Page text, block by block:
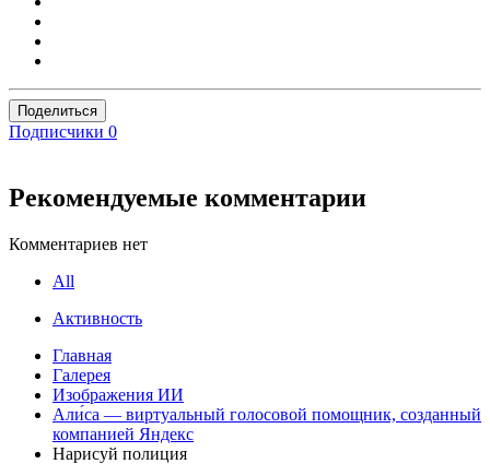
Поделиться
Подписчики 0
Рекомендуемые комментарии
Комментариев нет
All
Активность
Главная
Галерея
Изображения ИИ
Али́са — виртуальный голосовой помощник, созданный
компанией Яндекс
Нарисуй полиция